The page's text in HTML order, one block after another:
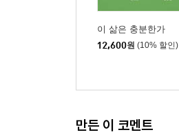
이 삶은 충분한가
12,600원 (10% 할인)
만든 이 코멘트